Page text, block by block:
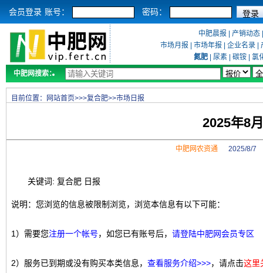
会员登录 账号： 密码：
中肥晨报 产销动态
市场月报
市场年报 企业名录
氮肥
尿素 碳铵
氯
中肥网搜索：
目前位置： 网站首页>>>复合肥>>市场日报
2025年8
中肥网农资通2025/8/7
关键词: 复合肥 日报
说明：您浏览的信息被限制浏览，浏览本信息有以下可能：
1）需要您注册一个帐号，如您已有账号后， 请登陆中肥网会员专区
2）服务已到期或没有购买本类信息， 查看服务介绍>>>，请点击这里